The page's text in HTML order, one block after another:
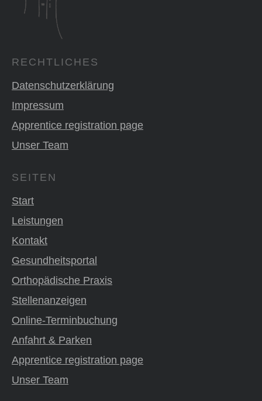
RECHTLICHES
Datenschutzerklärung
Impressum
Apprentice registration page
Unser Team
SEITEN
Start
Leistungen
Kontakt
Gesundheitsportal
Orthopädische Praxis
Stellenanzeigen
Online-Terminbuchung
Anfahrt & Parken
Apprentice registration page
Unser Team